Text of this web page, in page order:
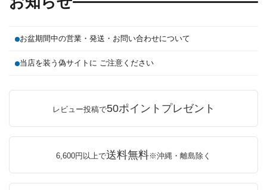
お盆期間中の営業・発送・お問い合わせについて
当店を装う偽サイトに ご注意ください
レビュー投稿で50ポイントプレゼント
6,600円以上で送料無料※沖縄・離島除く